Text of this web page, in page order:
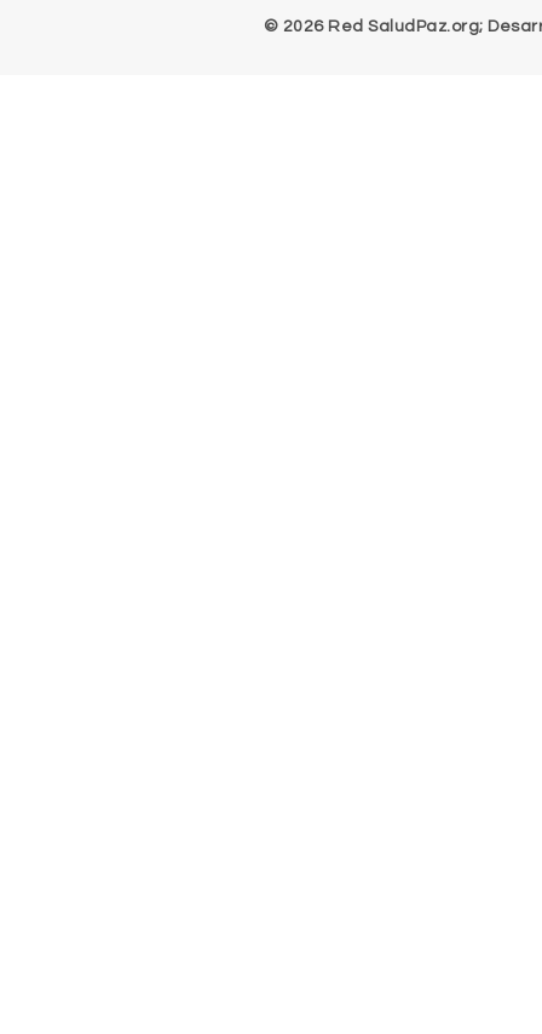
© 2026 Red SaludPaz.org;